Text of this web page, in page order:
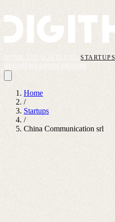
FAQSTARTUPS
Home
/
Startups
/
China Communication srl